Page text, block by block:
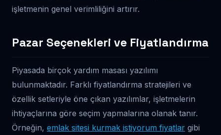
işletmenin genel verimliliğini artırır.
Pazar Seçenekleri ve Fiyatlandırma
Piyasada birçok yardım masası yazılımı
bulunmaktadır. Farklı fiyatlandırma stratejileri ve
özellik setleriyle öne çıkan yazılımlar, işletmelerin
ihtiyaçlarına göre seçim yapmalarına olanak tanır.
Örneğin, emlak sitesi kurmak istiyorum fiyatlar gibi